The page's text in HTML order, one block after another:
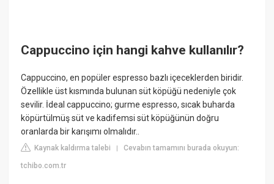
Cappuccino için hangi kahve kullanılır?
Cappuccino, en popüler espresso bazlı içeceklerden biridir.
Özellikle üst kısmında bulunan süt köpüğü nedeniyle çok
sevilir. İdeal cappuccino; gurme espresso, sıcak buharda
köpürtülmüş süt ve kadifemsi süt köpüğünün doğru
oranlarda bir karışımı olmalıdır..
Kaynak kaldırma talebi |Cevabın tamamını burada okuyun:
tchibo.com.tr